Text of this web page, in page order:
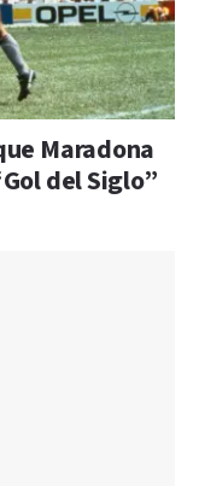
Maradona
del Siglo”